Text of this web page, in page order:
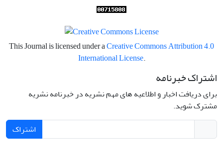
This Journal is licensed under aCreative Commons Attribution 4.0
International License.
اشتراک خبرنامه
برای دریافت اخبار و اطلاعیه های مهم نشریه در خبرنامه نشریه
مشترک شوید.
اشتراک